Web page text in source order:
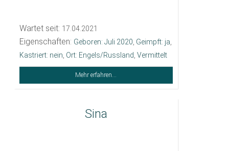
Wartet seit: 17.04.2021
Eigenschaften: Geboren: Juli 2020 Geimpft: ja
Kastriert: nein Ort: Engels/Russland Vermittelt
Mehr erfahren...
Sina